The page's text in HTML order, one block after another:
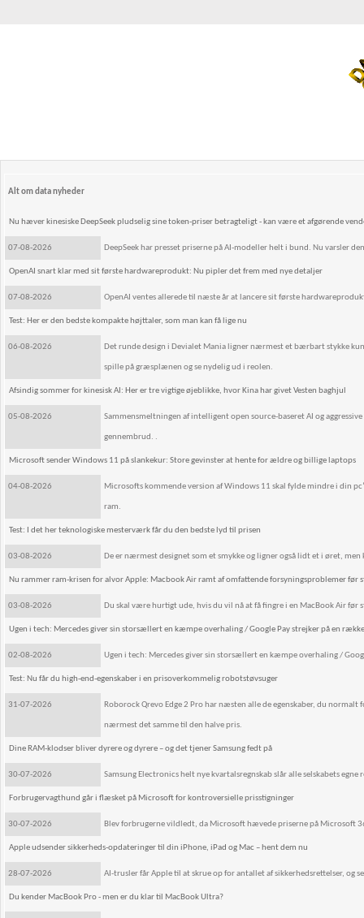
Alt om data nyheder
Nu hæver kinesiske DeepSeek pludselig sine token-priser betragteligt - kan være et afgørende
07-08-2026 DeepSeek har presset priserne på AI-modeller helt i bund. Nu varsler
OpenAI snart klar med sit første hardwareprodukt: Nu pipler det frem med nye detaljer
07-08-2026 OpenAI ventes allerede til næste år at lancere sit første
Test: Her er den bedste kompakte højttaler, som man kan få lige nu
06-08-2026 Det runde design i Devialet Mania ligner nærmest et bærbart stykke
spille på græsplænen og se nydelig ud i reolen.
Afsindig sommer for kinesisk AI: Her er tre vigtige øjeblikke, hvor Kina har givet Vesten baghjul
05-08-2026 Sammensmeltningen af intelligent open source-baseret AI og
gennembrud. .
Microsoft sender Windows 11 på slankekur: Store gevinster at hente for ældre og billige laptops
04-08-2026 Microsofts kommende version af Windows 11 skal fylde mindre i din
ram.
Test: I det her teknologiske mesterværk får du den bedste lyd til prisen
03-08-2026 De er nærmest designet som et smykke og ligner også lidt et i øret,
Nu rammer ram-krisen for alvor Apple: Macbook Air ramt af omfattende forsyningsproblemer før
03-08-2026 Du skal være hurtigt ude, hvis du vil nå at få fingre i en MacBook Air
Ugen i tech: Mercedes giver sin storsællert en kæmpe overhaling / Google Pay strejker på en
02-08-2026 Ugen i tech: Mercedes giver sin storsællert en kæmpe overhaling /
Test: Nu får du high-end-egenskaber i en prisoverkommelig robotstøvsuger
31-07-2026 Roborock Qrevo Edge 2 Pro har næsten alle de egenskaber, du
nærmest det samme til den halve pris.
Dine RAM-klodser bliver dyrere og dyrere – og det tjener Samsung fedt på
30-07-2026 Samsung Electronics helt nye kvartalsregnskab slår alle selskabets
Forbrugervagthund går i flæsket på Microsoft for kontroversielle prisstigninger
30-07-2026 Blev forbrugerne vildledt, da Microsoft hævede priserne på Microsoft
Apple udsender sikkerheds-opdateringer til din iPhone, iPad og Mac – hent dem nu
28-07-2026 AI-trusler får Apple til at skrue op for antallet af sikkerhedsrettelser, og
Du kender MacBook Pro - men er du klar til MacBook Ultra?